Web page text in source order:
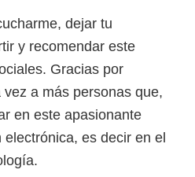
dejar tu
y recomendar este
Gracias por
a más personas que,
en este apasionante
es decir en el